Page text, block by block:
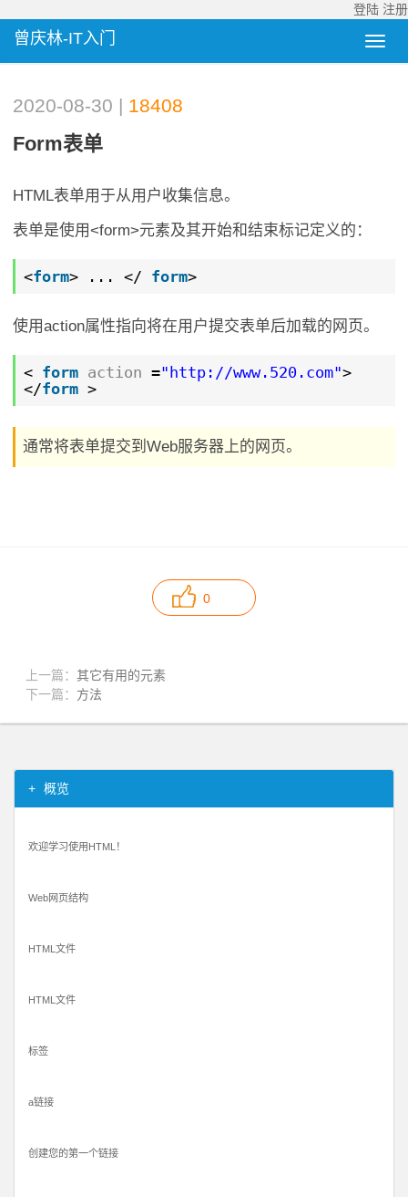
登陆 注册
曾庆林-IT入门
2020-08-30 | 18408
Form表单
HTML表单用于从用户收集信息。
表单是使用<form>元素及其开始和结束标记定义的：
<form> ... </ form>
使用action属性指向将在用户提交表单后加载的网页。
< form action =" http://www.520.com">
</form >
通常将表单提交到Web服务器上的网页。
0
上一篇： 其它有用的元素
下一篇： 方法
概览
欢迎学习使用HTML！
Web网页结构
HTML文件
HTML文件
标签
a链接
创建您的第一个链接